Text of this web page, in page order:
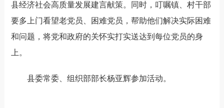
县经济社会高质量发展建言献策。同时，叮嘱镇、村干部
要多上门看望老党员、困难党员，帮助他们解决实际困难
和问题，将党和政府的关怀实打实送达到每位党员的身
上。
县委常委、组织部部长杨亚辉参加活动。